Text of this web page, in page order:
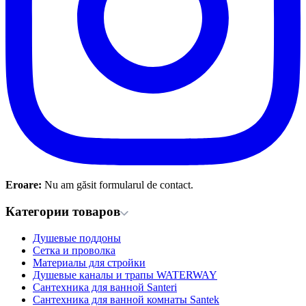
Eroare: Nu am găsit formularul de contact.
Категории товаров
Душевые поддоны
Сетка и проволка
Материалы для стройки
Душевые каналы и трапы WATERWAY
Сантехника для ванной Santeri
Сантехника для ванной комнаты Santek